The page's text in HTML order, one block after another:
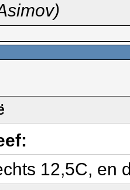
12,5C, en